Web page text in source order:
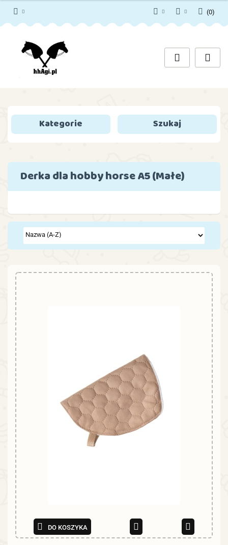
Zarejestruj się
Dodaj zgłoszenie
(0)
Kategorie Szukaj
Derka dla hobby horse A5 (Małe)
DO KOSZYKA